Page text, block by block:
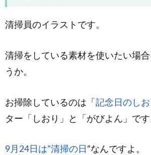
清掃員のイラストです。
清掃をしている素材を使いたい場
うか。
お掃除しているのは「 記念日のしお
ター「しおり」と「がびよん」です
9月24日は”清掃の日 ”なんですよ。